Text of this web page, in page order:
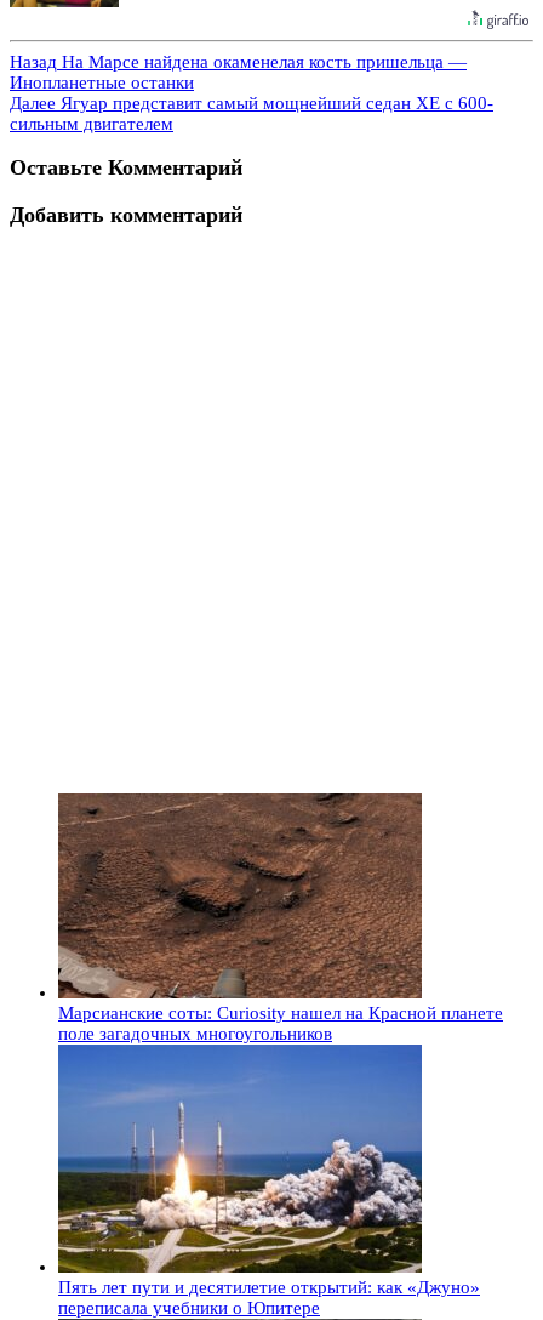
Назад На Марсе найдена окаменелая кость пришельца —
Инопланетные останки
Далее Ягуар представит самый мощнейший седан XE с 600-
сильным двигателем
Оставьте Комментарий
Добавить комментарий
Марсианские соты: Curiosity нашел на Красной планете
поле загадочных многоугольников
Пять лет пути и десятилетие открытий: как «Джуно»
переписала учебники о Юпитере